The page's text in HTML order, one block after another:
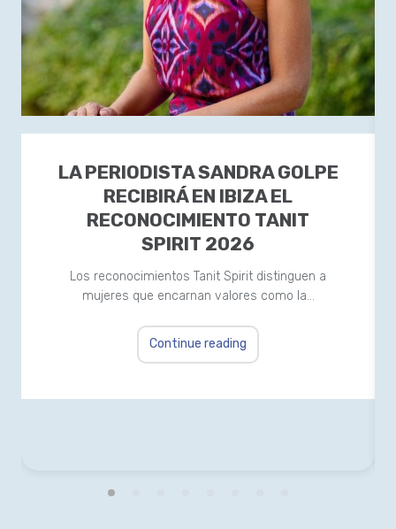
LA PERIODISTA SANDRA GOLPE
RECIBIRÁ EN IBIZA EL
RECONOCIMIENTO TANIT
SPIRIT 2026
Los reconocimientos Tanit Spirit distinguen a
mujeres que encarnan valores como la…
Continue reading